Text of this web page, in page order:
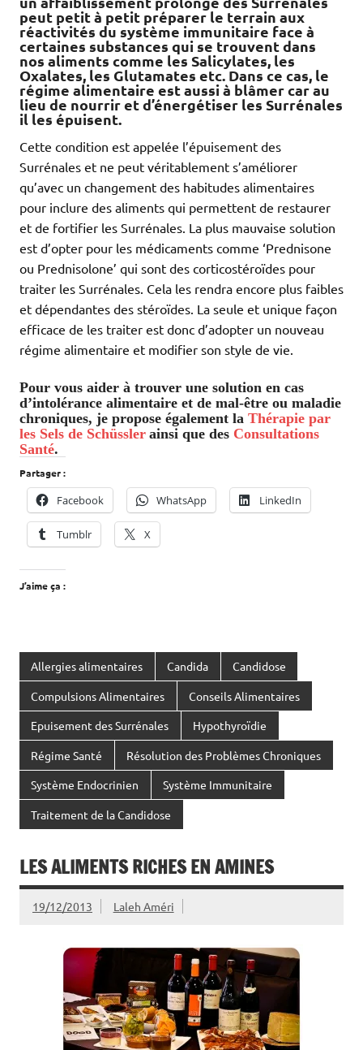
peut petit à petit préparer le terrain aux
réactivités du système immunitaire face à
certaines substances qui se trouvent dans
nos aliments comme les Salicylates, les
Oxalates, les Glutamates etc. Dans ce cas, le
régime alimentaire est aussi à blâmer car au
lieu de nourrir et d’énergétiser les Surrénales
il les épuisent.
Cette condition est appelée l’épuisement des
Surrénales et ne peut véritablement s’améliorer
qu’avec un changement des habitudes alimentaires
pour inclure des aliments qui permettent de restaurer
et de fortifier les Surrénales. La plus mauvaise solution
est d’opter pour les médicaments comme ‘Prednisone
ou Prednisolone’ qui sont des corticostéroïdes pour
traiter les Surrénales. Cela les rendra encore plus faibles
et dépendantes des stéroïdes. La seule et unique façon
efficace de les traiter est donc d’adopter un nouveau
régime alimentaire et modifier son style de vie.
Pour vous aider à trouver une solution en cas
d’intolérance alimentaire et de mal-être ou maladie
chroniques, je propose également la Thérapie par
les Sels de Schüssler ainsi que des Consultations
Santé.
Partager :
Facebook WhatsApp LinkedIn
Tumblr X
J’aime ça :
Allergies alimentaires Candida Candidose
Compulsions Alimentaires Conseils Alimentaires
Epuisement des Surrénales Hypothyroïdie
Régime Santé Résolution des Problèmes Chroniques
Système Endocrinien Système Immunitaire
Traitement de la Candidose
LES ALIMENTS RICHES EN AMINES
19/12/2013 Laleh Améri